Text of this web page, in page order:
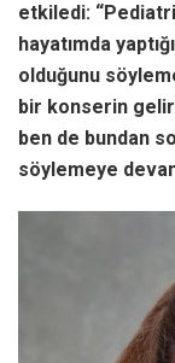
etkiledi:
hayatımda
olduğunu
bir konserin
ben de bundan
söylemeye